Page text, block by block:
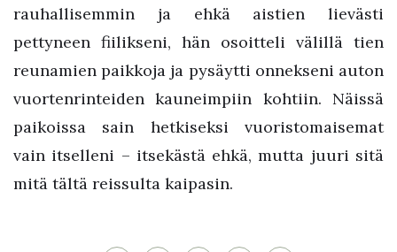
rauhallisemmin ja ehkä aistien lievästi
pettyneen fiilikseni, hän osoitteli välillä tien
reunamien paikkoja ja pysäytti onnekseni auton
vuortenrinteiden kauneimpiin kohtiin. Näissä
paikoissa sain hetkiseksi vuoristomaisemat
vain itselleni – itsekästä ehkä, mutta juuri sitä
mitä tältä reissulta kaipasin.